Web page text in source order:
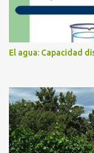
El agua: Capacidad